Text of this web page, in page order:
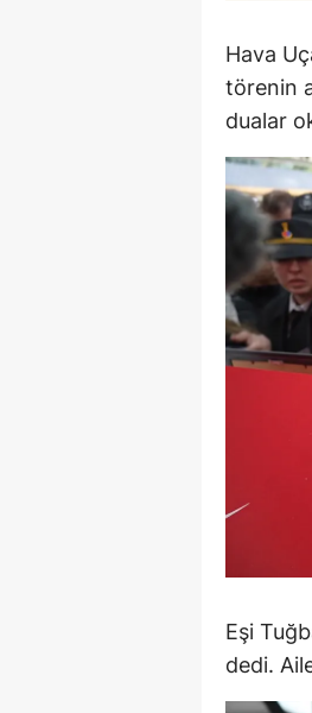
Hava
törenin
dualar
Eşi
dedi.